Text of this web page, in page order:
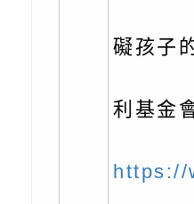
知能工
題交流
業發展
學）辦
（教材
檢送桃
字稿及
檢送桃
理本
檢送桃
礙孩子
利基金
https://